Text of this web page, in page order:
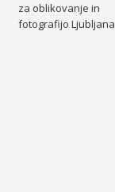
za oblikovanje in
fotografijo Ljubljana